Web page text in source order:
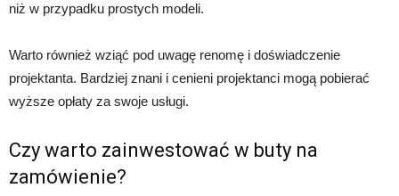
niż w przypadku prostych modeli.
Warto również wziąć pod uwagę renomę i doświadczenie
projektanta. Bardziej znani i cenieni projektanci mogą pobierać
wyższe opłaty za swoje usługi.
Czy warto zainwestować w buty na
zamówienie?